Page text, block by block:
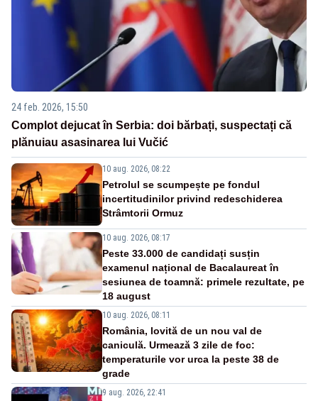
24 feb. 2026, 15:50
Complot dejucat în Serbia: doi bărbați, suspectați că
plănuiau asasinarea lui Vučić
10 aug. 2026, 08:22
Petrolul se scumpește pe fondul
incertitudinilor privind redeschiderea
Strâmtorii Ormuz
10 aug. 2026, 08:17
Peste 33.000 de candidați susțin
examenul național de Bacalaureat în
sesiunea de toamnă: primele rezultate, pe
18 august
10 aug. 2026, 08:11
România, lovită de un nou val de
caniculă. Urmează 3 zile de foc:
temperaturile vor urca la peste 38 de
grade
9 aug. 2026, 22:41